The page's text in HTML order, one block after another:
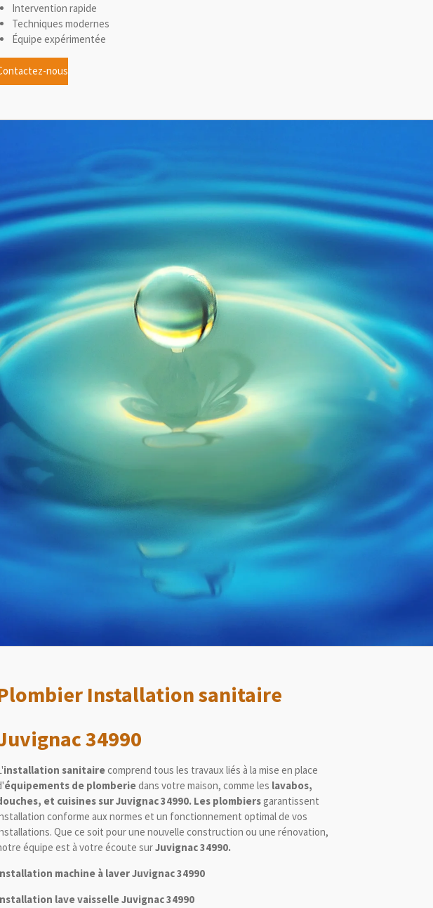
Intervention rapide
Techniques modernes
Équipe expérimentée
nous
Installation sanitaire
34990
installation sanitairecomprend tous les travaux liés à la mise en place
équipements de plomberiedans votre maison, comme les lavabos,
et cuisines sur Juvignac 34990. Les plombiersgarantissent
conforme aux normes et un fonctionnement optimal de vos
Que ce soit pour une nouvelle construction ou une rénovation,
équipe est à votre écoute surJuvignac 34990.
machine à laver Juvignac 34990
lave vaisselle Juvignac 34990